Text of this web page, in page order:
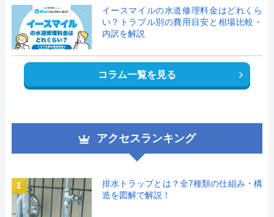
イースマイルの水道修理料金はどれくら
い？トラブル別の費用目安と相場比較・
内訳を解説
コラム一覧を見る
アクセスランキング
1
排水トラップとは？全7種類の仕組み・構
造を図解で解説！